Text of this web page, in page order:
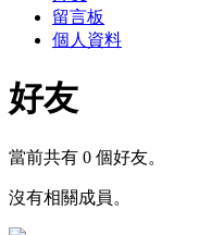
留言板
個人資料
好友
當前共有 0 個好友。
沒有相關成員。